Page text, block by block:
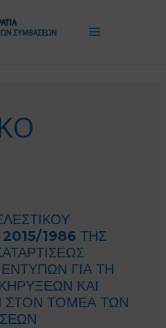
1986 ΤΗΣ
ΓΙΑ ΤΗ
ΚΑΙ
ΣΤΟΝ ΤΟΜΕΑ ΤΩΝ